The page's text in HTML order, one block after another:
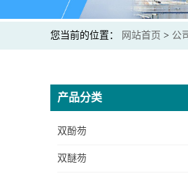
您当前的位置： 网站首页 > 公
产品分类
双酚芴
双醚芴